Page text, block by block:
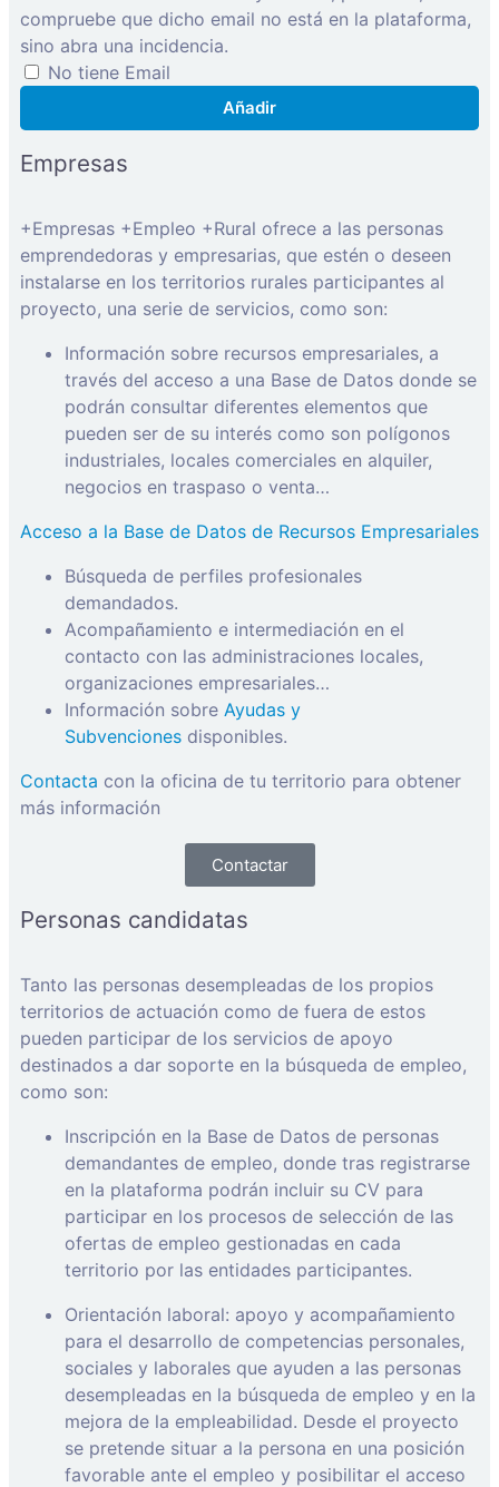
compruebe que dicho email no está en la plataforma,
sino abra una incidencia.
No tiene Email
Añadir
Empresas
+Empresas +Empleo +Rural ofrece a las personas
emprendedoras y empresarias, que estén o deseen
instalarse en los territorios rurales participantes al
proyecto, una serie de servicios, como son:
Información sobre recursos empresariales, a
través del acceso a una Base de Datos donde se
podrán consultar diferentes elementos que
pueden ser de su interés como son polígonos
industriales, locales comerciales en alquiler,
negocios en traspaso o venta…
Acceso a la Base de Datos de Recursos Empresariales
Búsqueda de perfiles profesionales
demandados.
Acompañamiento e intermediación en el
contacto con las administraciones locales,
organizaciones empresariales…
Información sobre Ayudas y
Subvenciones disponibles.
Contacta con la oficina de tu territorio para obtener
más información
Contactar
Personas candidatas
Tanto las personas desempleadas de los propios
territorios de actuación como de fuera de estos
pueden participar de los servicios de apoyo
destinados a dar soporte en la búsqueda de empleo,
como son:
Inscripción en la Base de Datos de personas
demandantes de empleo, donde tras registrarse
en la plataforma podrán incluir su CV para
participar en los procesos de selección de las
ofertas de empleo gestionadas en cada
territorio por las entidades participantes.
Orientación laboral: apoyo y acompañamiento
para el desarrollo de competencias personales,
sociales y laborales que ayuden a las personas
desempleadas en la búsqueda de empleo y en la
mejora de la empleabilidad. Desde el proyecto
se pretende situar a la persona en una posición
favorable ante el empleo y posibilitar el acceso